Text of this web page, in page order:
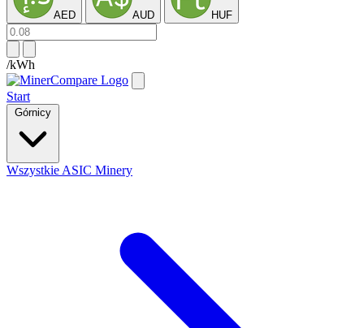
AED AUD HUF
/kWh
Start
Górnicy
Wszystkie ASIC Minery